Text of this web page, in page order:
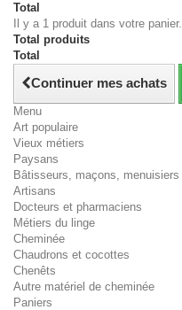
Total
Il y a 1 produit dans votre panier.
Total produits
Total
Continuer mes achats
Menu
Art populaire
Vieux métiers
Paysans
Bâtisseurs, maçons, menuisiers
Artisans
Docteurs et pharmaciens
Métiers du linge
Cheminée
Chaudrons et cocottes
Chenêts
Autre matériel de cheminée
Paniers